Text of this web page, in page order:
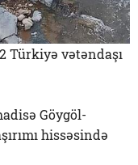
Türkiyə vətəndaşı
Göygöl-
hissəsində